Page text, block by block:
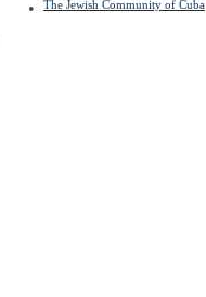
The Jewish Community of Cuba